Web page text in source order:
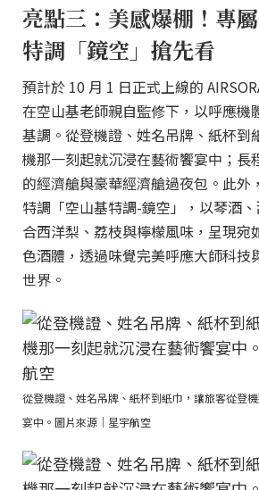
亮點三：美感爆棚！專
特調「鏡空」搶先看
預計於 10 月 1 日正式上線的
在空山基老師親自監修下，以呼應機
基調。從登機證、姓名吊牌、紙杯到
機那一刻起就沉浸在藝術饗宴中；長
的經濟艙與豪華經濟艙過夜包。此外
特調「空山基特調-鏡空」，以琴酒
合西洋梨、荔枝與檸檬風味，呈現宛
色酒體，透過味覺完美呼應大師科技
世界。
從登機證、姓名吊牌、紙杯到紙巾，讓旅客從登
宴中。圖片來源｜星宇航空